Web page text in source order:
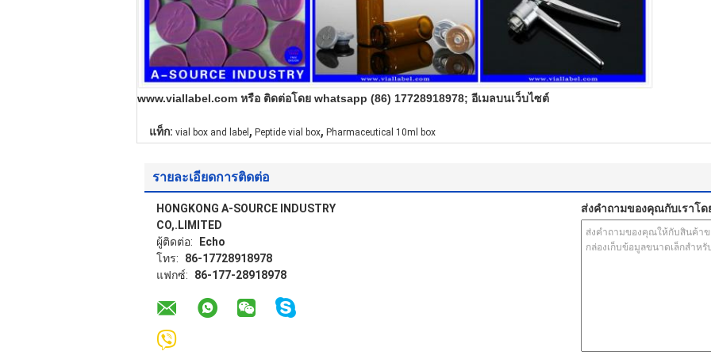
www.viallabel.com หรือ ติดต่อโดย whatsapp (86) 17728918978; อีเมลบนเว็บไซต์
แท็ก: vial box and label , Peptide vial box, Pharmaceutical 10ml box
รายละเอียดการติดต่อ
HONGKONG A-SOURCE INDUSTRY
CO,.LIMITED
ผู้ติดต่อ:
Echo
โทร:
86-17728918978
แฟกซ์:
86-177-28918978
ส่งคำถามของคุณกับเราโด